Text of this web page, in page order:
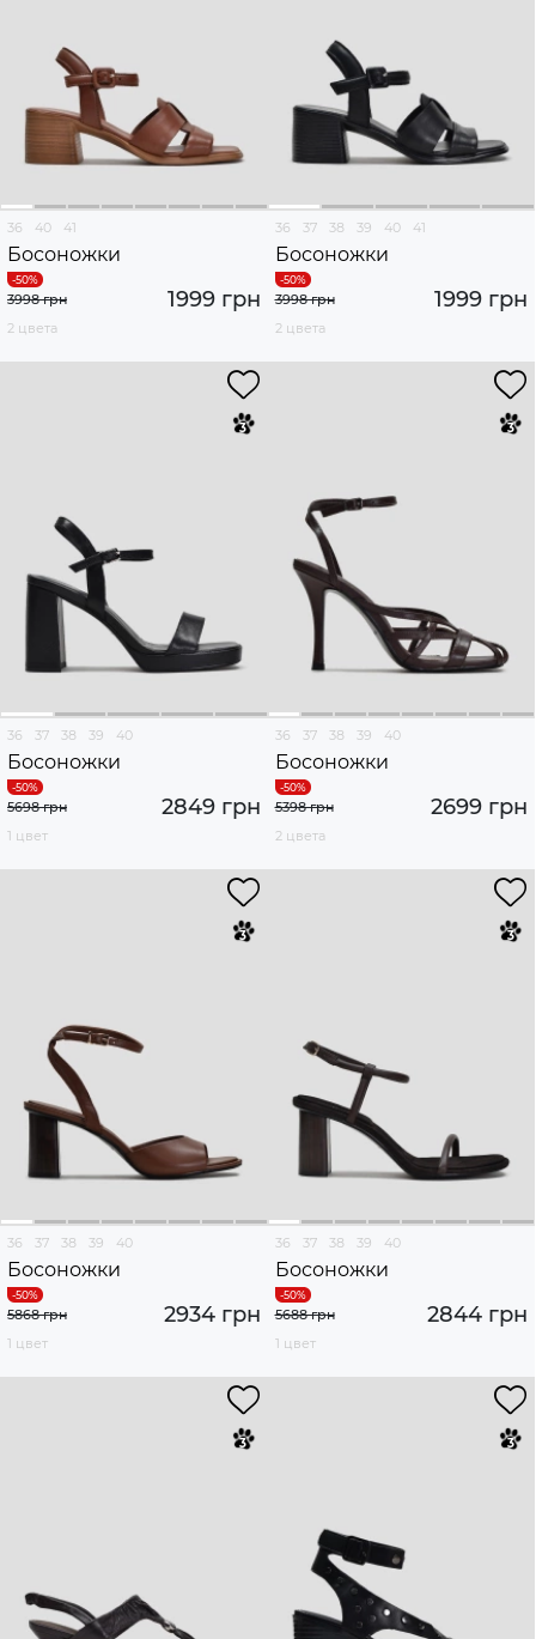
36 40 41
Босоножки
1999 грн
3998 грн
2 цвета
36 37 38 39 40 41
Босоножки
1999 грн
3998 грн
2 цвета
36 37 38 39 40
Босоножки
2849 грн
5698 грн
1 цвет
36 37 38 39 40
Босоножки
2699 грн
5398 грн
2 цвета
36 37 38 39 40
Босоножки
2934 грн
5868 грн
1 цвет
36 37 38 39 40
Босоножки
2844 грн
5688 грн
1 цвет